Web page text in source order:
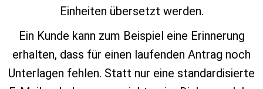
Einheiten übersetzt werden.
Ein Kunde kann zum Beispiel eine Erinnerung
erhalten, dass für einen laufenden Antrag noch
Unterlagen fehlen. Statt nur eine standardisierte